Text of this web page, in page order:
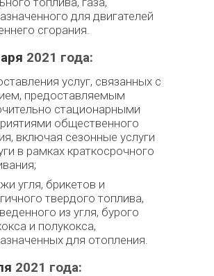
для двигателей
сгорания.
2021 года:
услуг, связанных с
предоставляемым
стационарными
общественного
включая сезонные услуги
в рамках краткосрочного
угля, брикетов и
твердого топлива,
из угля, бурого
и полукокса,
для отопления.
2021 года: